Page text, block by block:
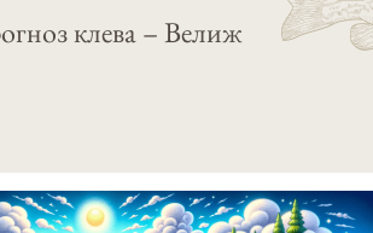
клева – Велиж